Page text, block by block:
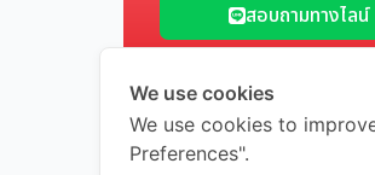
สอบถามทางไลน์
We use cookies
We use cookies to
Preferences".